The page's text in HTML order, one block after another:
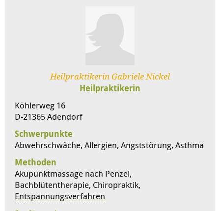
Heilpraktikerin Gabriele Nickel
Heilpraktikerin
Köhlerweg 16
D-21365 Adendorf
Schwerpunkte
Abwehrschwäche, Allergien, Angststörung, Asthma
Methoden
Akupunktmassage nach Penzel,
Bachblütentherapie, Chiropraktik,
Entspannungsverfahren